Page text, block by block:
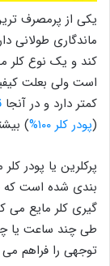
یکی از پرمصرف
ماندگاری طولانی
است ولی بعلت
کمتر دارد و در آنجا
(پودر کلر ۱۰۰% )
پرکلرین یا پودر
بندی شده است که
گیری کلر مایع می
طی چند ساعت یا
توجهی را فراهم می